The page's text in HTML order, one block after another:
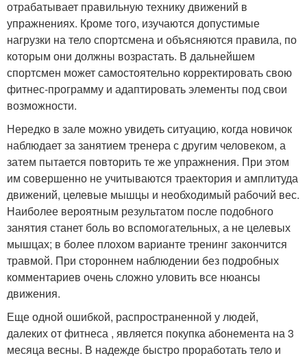
отрабатывает правильную технику движений в
упражнениях. Кроме того, изучаются допустимые
нагрузки на тело спортсмена и объясняются правила, по
которым они должны возрастать. В дальнейшем
спортсмен может самостоятельно корректировать свою
фитнес-программу и адаптировать элементы под свои
возможности.
Нередко в зале можно увидеть ситуацию, когда новичок
наблюдает за занятием тренера с другим человеком, а
затем пытается повторить те же упражнения. При этом
им совершенно не учитываются траектория и амплитуда
движений, целевые мышцы и необходимый рабочий вес.
Наиболее вероятным результатом после подобного
занятия станет боль во вспомогательных, а не целевых
мышцах; в более плохом варианте тренинг закончится
травмой. При стороннем наблюдении без подробных
комментариев очень сложно уловить все нюансы
движения.
Еще одной ошибкой, распространенной у людей,
далеких от фитнеса , является покупка абонемента на 3
месяца весны. В надежде быстро проработать тело и